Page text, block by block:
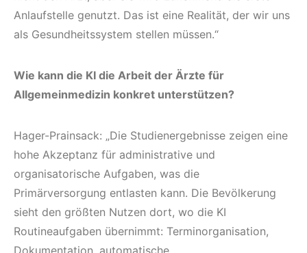
Anlaufstelle genutzt. Das ist eine Realität, der wir uns
als Gesundheitssystem stellen müssen.“
Wie kann die KI die Arbeit der Ärzte für
Allgemeinmedizin konkret unterstützen?
Hager-Prainsack: „Die Studienergebnisse zeigen eine
hohe Akzeptanz für administrative und
organisatorische Aufgaben, was die
Primärversorgung entlasten kann. Die Bevölkerung
sieht den größten Nutzen dort, wo die KI
Routineaufgaben übernimmt: Terminorganisation,
Dokumentation, automatische